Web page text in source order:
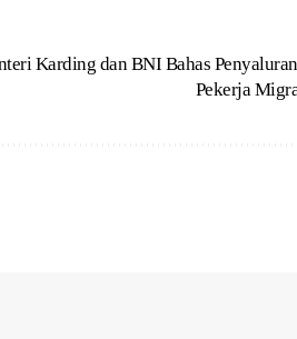
Karding dan BNI Bahas
Pekerja